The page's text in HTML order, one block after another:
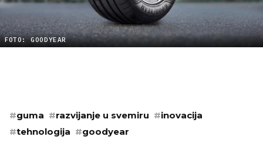
FOTO: GOODYEAR
#guma #razvijanje u svemiru #inovacija
#tehnologija #goodyear